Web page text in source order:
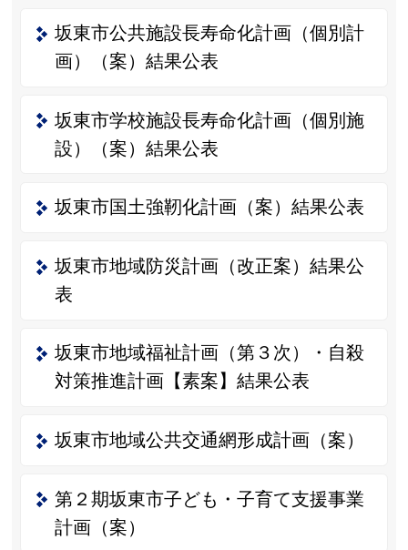
坂東市公共施設長寿命化計画（個別計
画）（案）結果公表
坂東市学校施設長寿命化計画（個別施
設）（案）結果公表
坂東市国土強靭化計画（案）結果公表
坂東市地域防災計画（改正案）結果公
表
坂東市地域福祉計画（第３次）・自殺
対策推進計画【素案】結果公表
坂東市地域公共交通網形成計画（案）
第２期坂東市子ども・子育て支援事業
計画（案）